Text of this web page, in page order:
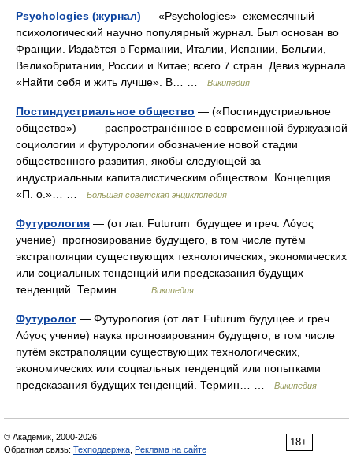
Psychologies (журнал) — «Psychologies» ежемесячный
психологический научно популярный журнал. Был основан во
Франции. Издаётся в Германии, Италии, Испании, Бельгии,
Великобритании, России и Китае; всего 7 стран. Девиз журнала
«Найти себя и жить лучше». В… …
Википедия
Постиндустриальное общество — («Постиндустриальное
общество») распространённое в современной буржуазной
социологии и футурологии обозначение новой стадии
общественного развития, якобы следующей за
индустриальным капиталистическим обществом. Концепция
«П. о.»… …
Большая советская энциклопедия
Футурология — (от лат. Futurum будущее и греч. Λόγος
учение) прогнозирование будущего, в том числе путём
экстраполяции существующих технологических, экономических
или социальных тенденций или предсказания будущих
тенденций. Термин… …
Википедия
Футуролог — Футурология (от лат. Futurum будущее и греч.
Λόγος учение) наука прогнозирования будущего, в том числе
путём экстраполяции существующих технологических,
экономических или социальных тенденций или попытками
предсказания будущих тенденций. Термин… …
Википедия
18+
© Академик, 2000-2026
Обратная связь: Техподдержка Реклама на сайте